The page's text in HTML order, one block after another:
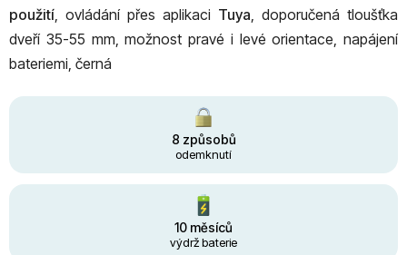
použití , ovládání přes aplikaci Tuya , doporučená tloušťka
dveří 35-55 mm, možnost pravé i levé orientace, napájení
bateriemi, černá
8 způsobů
odemknutí
10 měsíců
výdrž baterie